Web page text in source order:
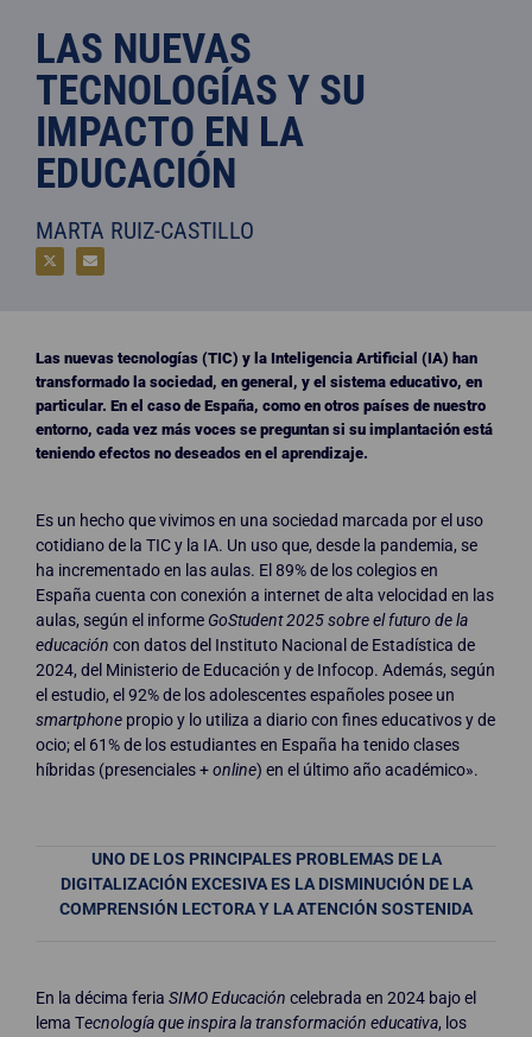
LAS NUEVAS
TECNOLOGÍAS Y SU
IMPACTO EN LA
EDUCACIÓN
MARTA RUIZ-CASTILLO
Las nuevas tecnologías (TIC) y la Inteligencia Artificial (IA) han
transformado la sociedad, en general, y el sistema educativo, en
particular. En el caso de España, como en otros países de nuestro
entorno, cada vez más voces se preguntan si su implantación está
teniendo efectos no deseados en el aprendizaje.
Es un hecho que vivimos en una sociedad marcada por el uso
cotidiano de la TIC y la IA. Un uso que, desde la pandemia, se
ha incrementado en las aulas. El 89% de los colegios en
España cuenta con conexión a internet de alta velocidad en las
aulas, según el informe GoStudent 2025 sobre el futuro de la
educación con datos del Instituto Nacional de Estadística de
2024, del Ministerio de Educación y de Infocop. Además, según
el estudio, el 92% de los adolescentes españoles posee un
smartphone propio y lo utiliza a diario con fines educativos y de
ocio; el 61% de los estudiantes en España ha tenido clases
híbridas (presenciales +online) en el último año académico».
UNO DE LOS PRINCIPALES PROBLEMAS DE LA
DIGITALIZACIÓN EXCESIVA ES LA DISMINUCIÓN DE LA
COMPRENSIÓN LECTORA Y LA ATENCIÓN SOSTENIDA
En la décima feria SIMO Educación celebrada en 2024 bajo el
lema Tecnología que inspira la transformación educativa, los